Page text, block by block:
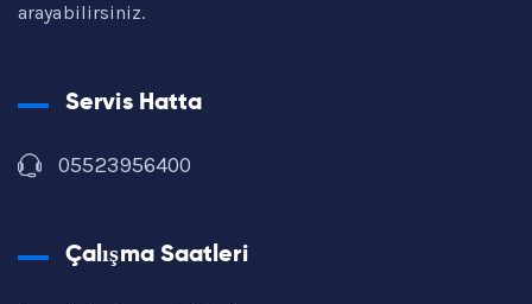
arayabilirsiniz.
Servis Hatta
05523956400
Çalışma Saatleri